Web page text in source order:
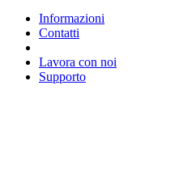
Informazioni
Contatti
Lavora con noi
Supporto